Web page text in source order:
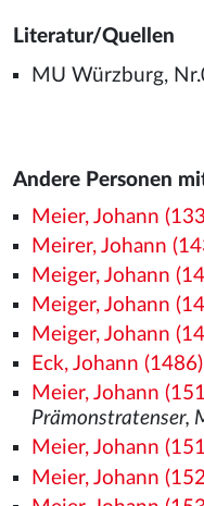
Literatur/Quellen
MU Würzburg,
Andere Personen
Meier, Johann
Meirer, Johann
Meiger, Johann
Meiger, Johann
Meiger, Johann
Eck, Johann (1486)
Meier, Johann
Prämonstratenser,
Meier, Johann
Meier, Johann